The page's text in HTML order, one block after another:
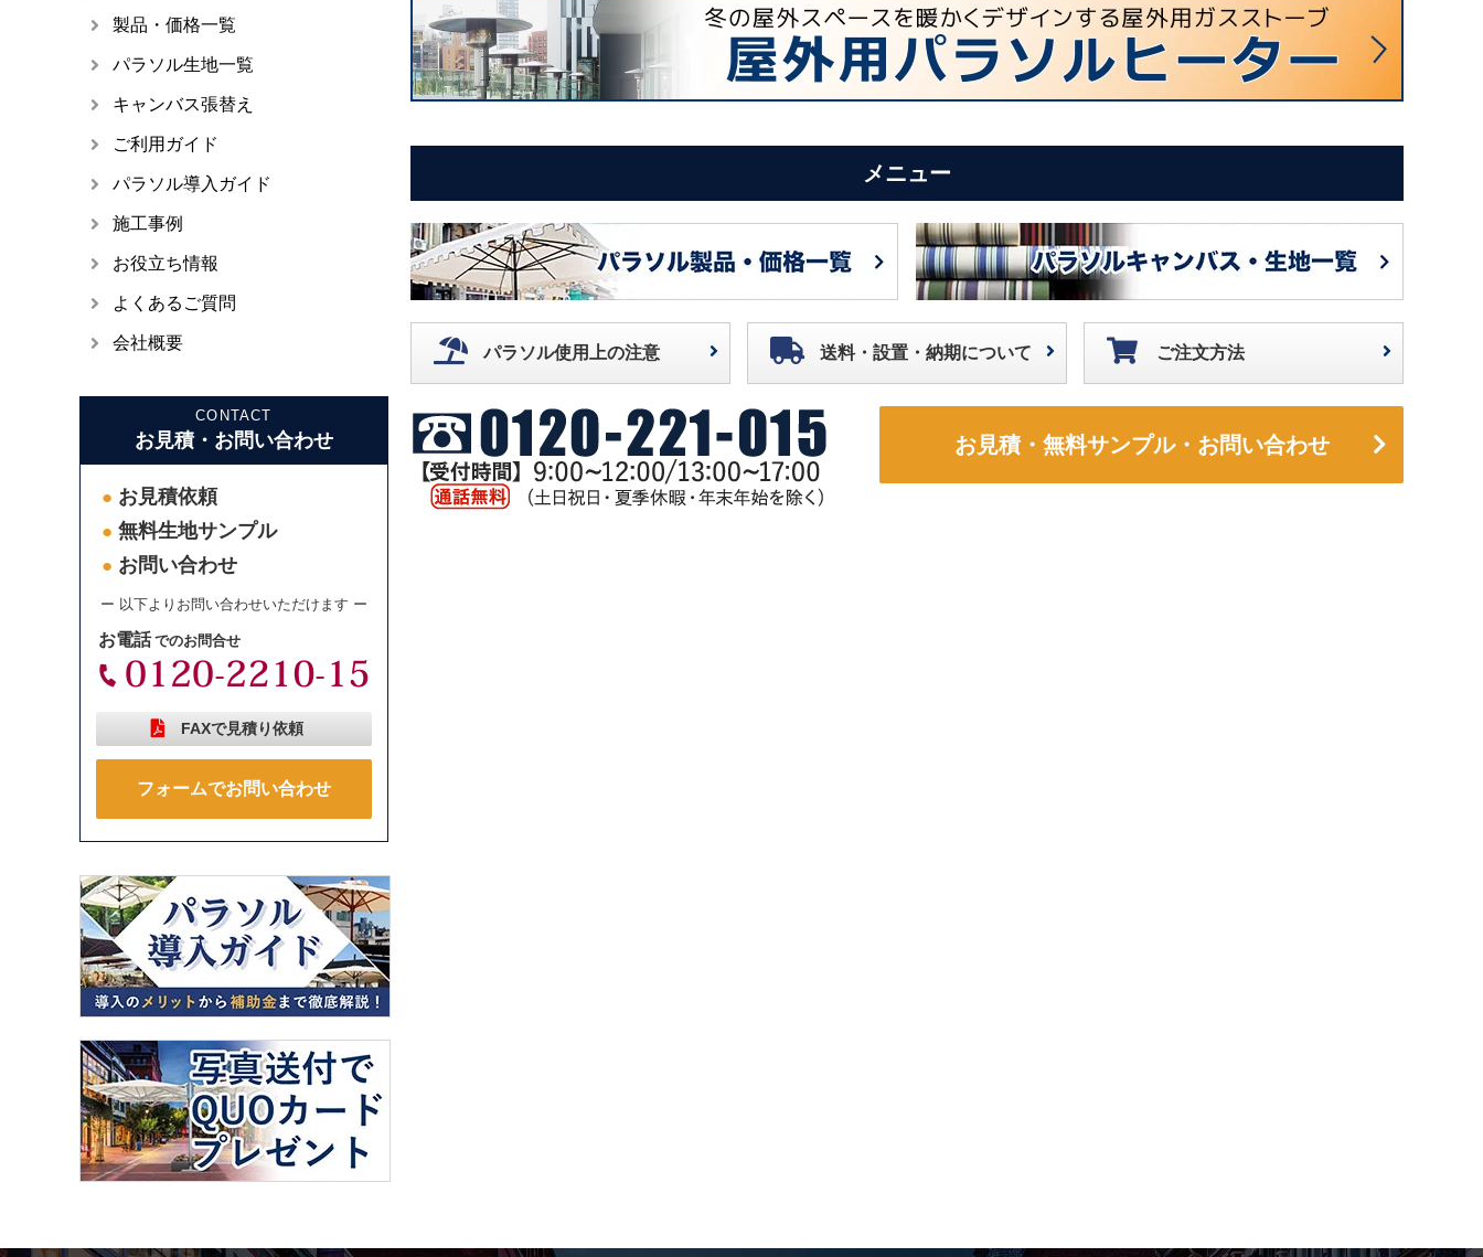
メニュー
パラソル使用上の注意 送料・設置・納期について ご注文方法
お見積・無料サンプル・お問い合わせ
製品・価格一覧
パラソル生地一覧
キャンバス張替え
ご利用ガイド
パラソル導入ガイド
施工事例
お役立ち情報
よくあるご質問
会社概要
CONTACT
お見積・お問い合わせ
● お見積依頼
● 無料生地サンプル
● お問い合わせ
ー 以下よりお問い合わせいただけます ー
お電話 でのお問合せ
FAXで見積り依頼
フォームでお問い合わせ